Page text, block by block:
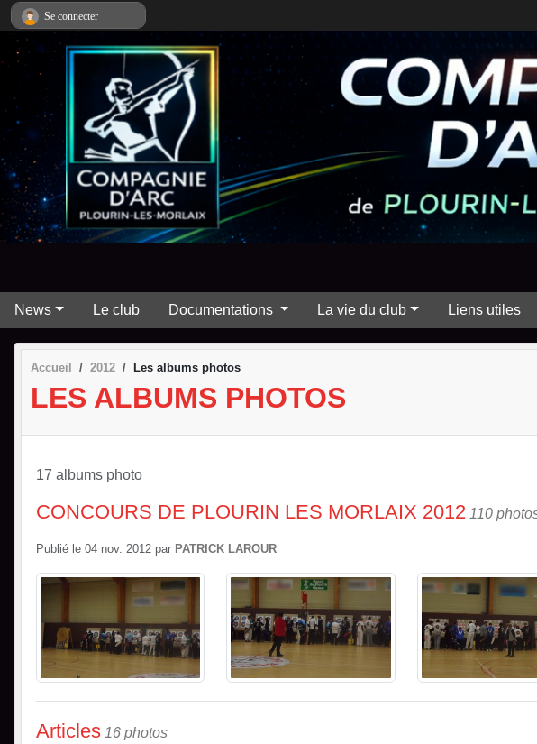
News Le club Documentations La vie du club Liens utiles
Accueil 2012 Les albums photos
LES ALBUMS PHOTOS
17 albums photo
CONCOURS DE PLOURIN LES MORLAIX 2012 110
Publié le 04 nov. 2012 par PATRICK LAROUR
Articles 16 photos
Se connecter
Panneau de gestion des cookies